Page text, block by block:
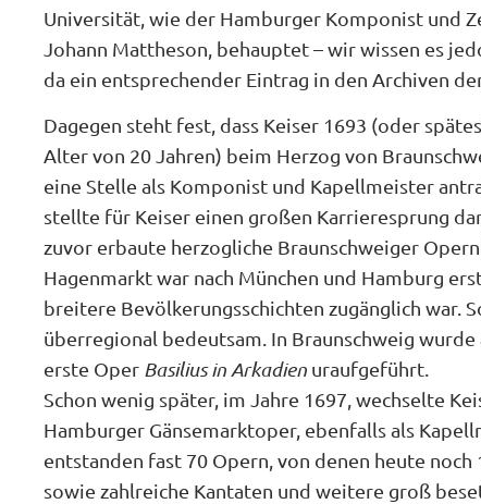
Universität, wie der Hamburger Komponist und
Johann Mattheson, behauptet – wir wissen es
da ein entsprechender Eintrag in den Archiven
Dagegen steht fest, dass Keiser 1693 (oder
Alter von 20 Jahren) beim Herzog von
eine Stelle als Komponist und Kapellmeister
stellte für Keiser einen großen Karrieresprung
zuvor erbaute herzogliche Braunschweiger
Hagenmarkt war nach München und Hamburg
breitere Bevölkerungsschichten zugänglich war.
überregional bedeutsam. In Braunschweig wurde
erste Oper Basilius in Arkadien uraufgeführt.
Schon wenig später, im Jahre 1697, wechselte
Hamburger Gänsemarktoper, ebenfalls als
entstanden fast 70 Opern, von denen heute noch
sowie zahlreiche Kantaten und weitere groß